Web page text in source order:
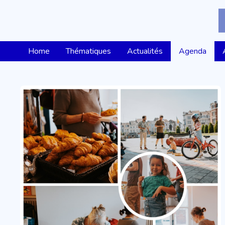
Home Thématiques Actualités Agenda